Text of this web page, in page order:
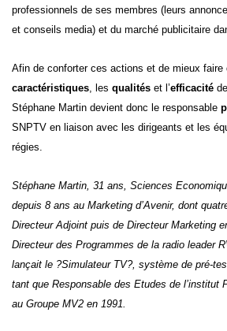
professionnels de ses membres (leurs
et conseils media) et du marché publicitaire
Afin de conforter ces actions et de mieux faire
caractéristiques, les qualités et l’efficacité
Stéphane Martin devient donc le responsable
SNPTV en liaison avec les dirigeants et les
régies.
Stéphane Martin, 31 ans, Sciences
depuis 8 ans au Marketing d’Avenir, dont
Directeur Adjoint puis de Directeur Marketing
Directeur des Programmes de la radio leader
lançait le ?Simulateur TV?, système de pré-
tant que Responsable des Etudes de l’institut
au Groupe MV2 en 1991.